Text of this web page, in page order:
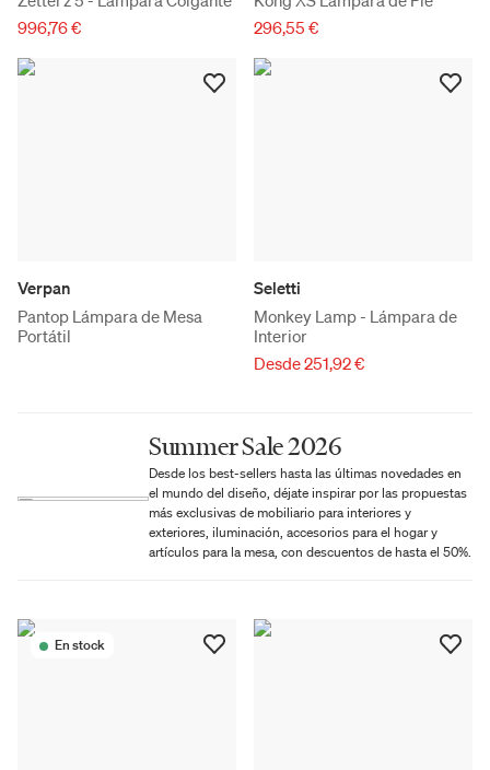
996,76 €
296,55 €
Verpan
Pantop Lámpara de Mesa
Portátil
Seletti
Monkey Lamp - Lámpara de
Interior
Desde 251,92 €
Summer Sale 2026
Desde los best-sellers hasta las últimas novedades en
el mundo del diseño, déjate inspirar por las propuestas
más exclusivas de mobiliario para interiores y
exteriores, iluminación, accesorios para el hogar y
artículos para la mesa, con descuentos de hasta el 50%.
En stock